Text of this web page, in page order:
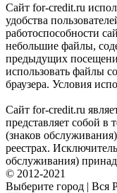
Сайт for-credit.ru
удобства
работоспособности
небольшие файлы,
предыдущих
использовать файлы
браузера. Условия
Сайт for-credit.ru
представляет собой в
(знаков
реестрах.
обслуживания)
© 2012-2021
Выберите город | Вся